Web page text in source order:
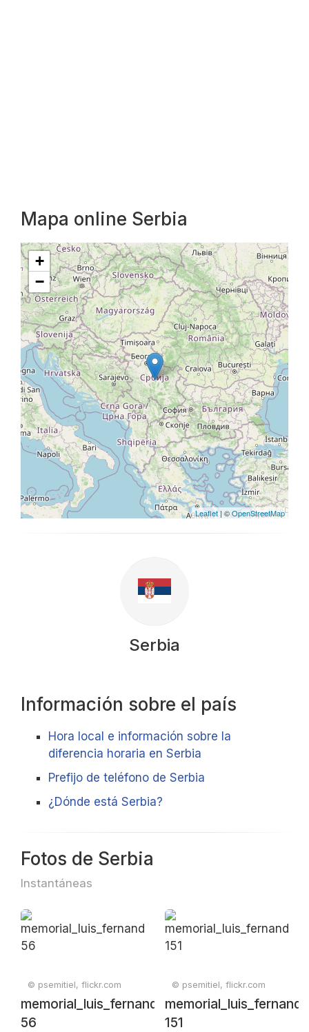
Mapa online Serbia
+
−
Leaflet| ©OpenStreetMap
Serbia
Información sobre el país
Hora local e información sobre la
diferencia horaria en Serbia
Prefijo de teléfono de Serbia
¿Dónde está Serbia?
Fotos de Serbia
Instantáneas
© psemitiel, flickr.com
56
© psemitiel, flickr.com
151